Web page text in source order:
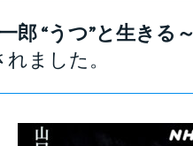
一郎 “うつ”と生き
ました。